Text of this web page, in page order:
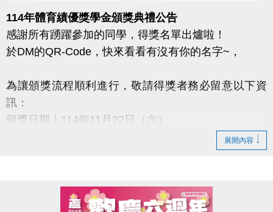
洽詢電話：03-263-9066 #103
蘆竹運動中心誠摯邀請你加入！
114年體育績優獎學金頒獎典禮公告
感謝所有踴躍參加的同學，得獎名單出爐啦！
於DM的QR-Code，快來看看有沒有你的名字~，
為讓頒獎流程順利進行，敬請得獎者務必留意以下資
訊：
頒獎日期｜114年11月22日（六）
地點｜蘆竹國民運動中心 3F 社區教室（桃園市蘆竹區
【注意事項】
展開內容